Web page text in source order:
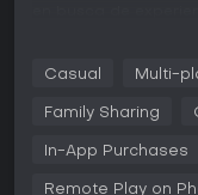
En Among Us, el
Crewmates que
Crewmates se
o escanear objetos.
Casual Multi-
Family Sharing
In-App Purchases
Remote Play on